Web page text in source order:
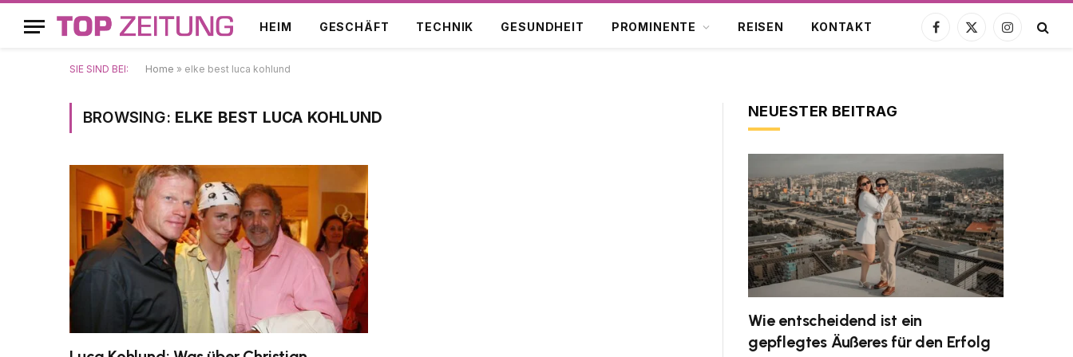
HEIM GESCHÄFT TECHNIK GESUNDHEIT PROMINENTE REISEN KONTAKT
Facebook
X
Instagram
SIE SIND BEI: Home » elke best luca kohlund
BROWSING: ELKE BEST LUCA KOHLUND NEUESTER BEITRAG
Wie entscheidend ist ein
gepflegtes Äußeres für den Erfolg